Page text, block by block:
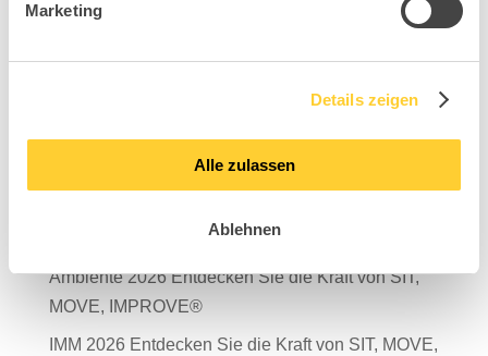
Marketing
Details zeigen
Alle zulassen
Ablehnen
Suchen
Nachhaltigkeitsbericht 2025 ist da!
TDR – Tag der Rückengesundheit 2026
Ambiente 2026 Entdecken Sie die Kraft von SIT,
MOVE, IMPROVE®
IMM 2026 Entdecken Sie die Kraft von SIT, MOVE,